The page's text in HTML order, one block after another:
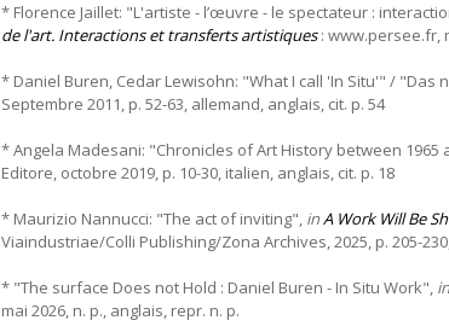
* Florence Jaillet: "L'artiste - l’œuvre - le spectateur :
de l'art. Interactions et transferts artistiques: www.persee.fr,
* Daniel Buren, Cedar Lewisohn: "What I call 'In Situ'" / "Das
Septembre 2011, p. 52-63, allemand, anglais, cit. p. 54
* Angela Madesani: "Chronicles of Art History between 1965
Editore, octobre 2019, p. 10-30, italien, anglais, cit. p. 18
* Maurizio Nannucci: "The act of inviting", inA Work Will Be
Viaindustriae/Colli Publishing/Zona Archives, 2025, p. 205-
* "The surface Does not Hold : Daniel Buren - In Situ Work", in
mai 2026, n. p., anglais, repr. n. p.